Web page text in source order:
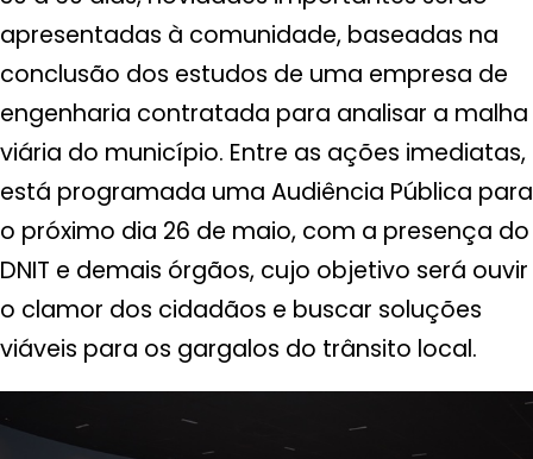
apresentadas à comunidade, baseadas na
conclusão dos estudos de uma empresa de
engenharia contratada para analisar a malha
viária do município. Entre as ações imediatas,
está programada uma Audiência Pública para
o próximo dia 26 de maio, com a presença do
DNIT e demais órgãos, cujo objetivo será ouvir
o clamor dos cidadãos e buscar soluções
viáveis para os gargalos do trânsito local.